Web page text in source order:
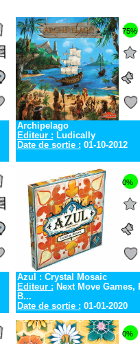
75%
Archipelago
Editeur : Ludically
Date de sortie : 01-10-2012
0%
Azul : Crystal Mosaic
Editeur : Next Move Games,
B...
Date de sortie : 01-01-2020
0%